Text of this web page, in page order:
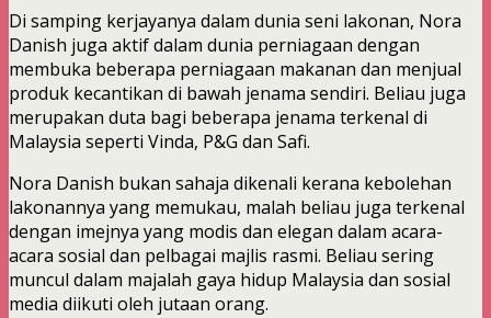
Di samping kerjayanya dalam dunia seni lakonan, Nora
Danish juga aktif dalam dunia perniagaan dengan
membuka beberapa perniagaan makanan dan menjual
produk kecantikan di bawah jenama sendiri. Beliau juga
merupakan duta bagi beberapa jenama terkenal di
Malaysia seperti Vinda, P&G dan Safi.
Nora Danish bukan sahaja dikenali kerana kebolehan
lakonannya yang memukau, malah beliau juga terkenal
dengan imejnya yang modis dan elegan dalam acara-
acara sosial dan pelbagai majlis rasmi. Beliau sering
muncul dalam majalah gaya hidup Malaysia dan sosial
media diikuti oleh jutaan orang.